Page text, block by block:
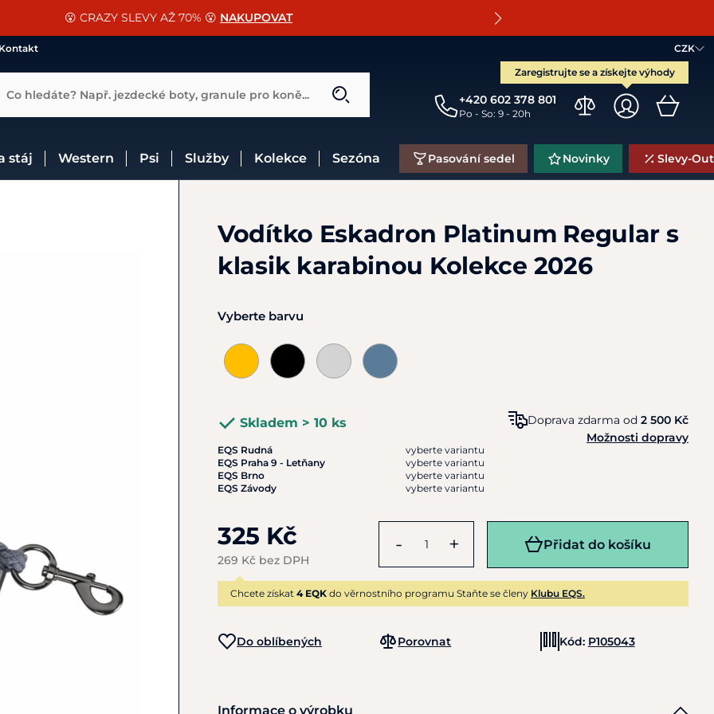
SLEVA 13% na vše od Cassini! CHCI SLEVU
😮 CRAZY SLEVY AŽ 70% 😮 NAKUPOVAT
a doplňky k vybraným sedlům ZDARMA 🐴
CZK
Zaregistrujte se a získejte výhody
+420 602 378 801
Po - So: 9 - 20h
Co hledáte? Např. jezdecké boty, granule pro koně...
stáj Western Psi Služby Kolekce Sezóna Pasování sedel Novinky Slevy-
Vodítko Eskadron Platinum Regular s
klasik karabinou Kolekce 2026
Vyberte barvu
Skladem > 10 ks
EQS Rudná
vyberte variantu
EQS Praha 9 - Letňany
vyberte variantu
EQS Brno
vyberte variantu
EQS Závody
vyberte variantu
Doprava zdarma od 2 500 Kč
Možnosti dopravy
325 Kč
269 Kč bez DPH
- + Přidat do košíku
Chcete získat 4 EQK do věrnostního programu Staňte se členy Klubu EQS.
Do oblíbených Porovnat Kód: P105043
Informace o výrobku